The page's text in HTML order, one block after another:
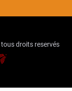
tous droits reservés